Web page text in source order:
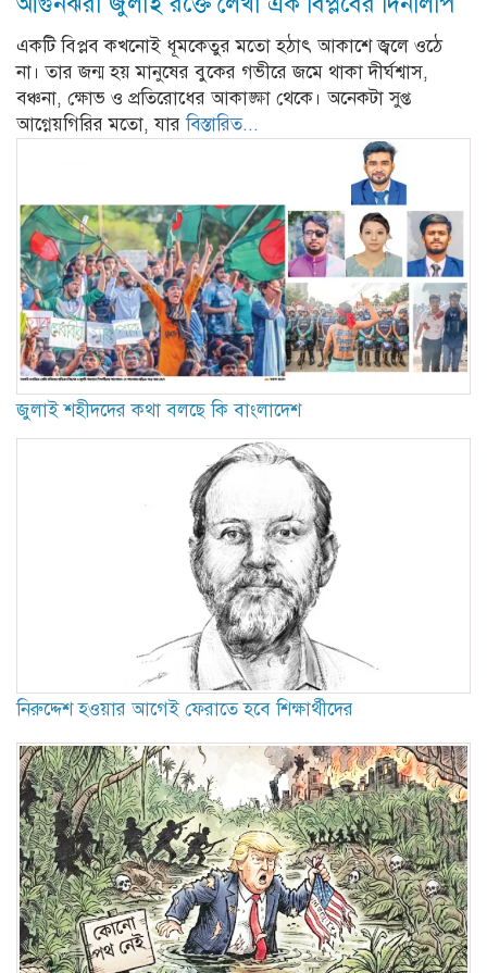
একটি বিপ্লব কখনোই ধূমকেতুর মতো হঠাৎ আকাশে জ্বলে ওঠে
না। তার জন্ম হয় মানুষের বুকের গভীরে জমে থাকা দীর্ঘশ্বাস,
বঞ্চনা, ক্ষোভ ও প্রতিরোধের আকাঙ্ক্ষা থেকে। অনেকটা সুপ্ত
আগ্নেয়গিরির মতো, যারবিস্তারিত...
জুলাই শহীদদের কথা বলছে কি বাংলাদেশ
নিরুদ্দেশ হওয়ার আগেই ফেরাতে হবে শিক্ষার্থীদের